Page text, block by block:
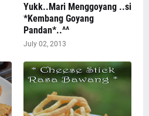
Yukk..Mari Menggoyang ..si
*Kembang Goyang
Pandan*..^^
July 02, 2013